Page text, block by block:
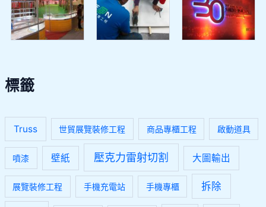
標籤
Truss 世貿展覽裝修工程 商品專櫃工程 啟動道具
噴漆 壁紙 壓克力雷射切割 大圖輸出
展覽裝修工程 手機充電站 手機專櫃 拆除